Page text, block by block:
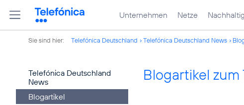
Unternehmen Netze
Sie sind hier: Telefónica Deutschland Telefónica Deutschland News
Telefónica Deutschland
News
Blogartikel
Blogartikel